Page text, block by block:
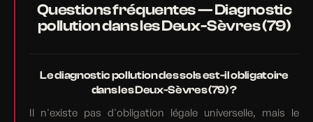
Questions fréquentes — Diagnostic
pollution dans les Deux-Sèvres (79)
Le diagnostic pollution des sols est-il obligatoire
dans les Deux-Sèvres (79) ?
Il n'existe pas d'obligation légale universelle, mais le